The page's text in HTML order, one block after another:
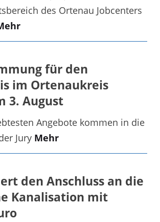
des Ortenau Jobcenters
für den
im Ortenaukreis
3. August
Angebote kommen in die
Jury Mehr
den Anschluss an die
Kanalisation mit